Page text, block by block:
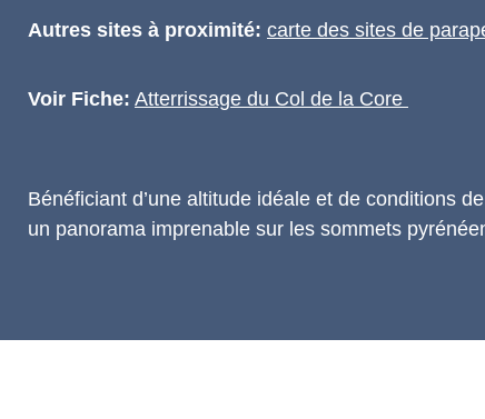
Autres sites à proximité: carte des sites de
Voir Fiche: Atterrissage du Col de la Core
Bénéficiant d’une altitude idéale et de conditions
un panorama imprenable sur les sommets